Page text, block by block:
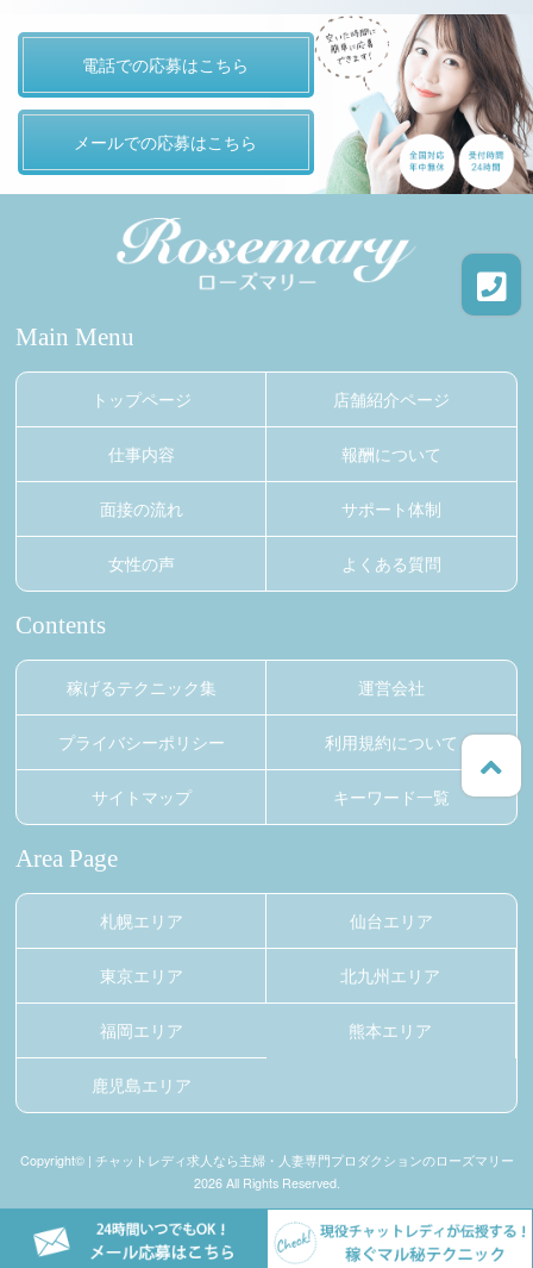
電話での応募はこちら
メールでの応募はこちら
Main Menu
トップページ 店舗紹介ページ
仕事内容 報酬について
面接の流れ サポート体制
女性の声 よくある質問
Contents
稼げるテクニック集 運営会社
プライバシーポリシー 利用規約について
サイトマップ キーワード一覧
Area Page
札幌エリア 仙台エリア
東京エリア 北九州エリア
福岡エリア 熊本エリア
鹿児島エリア
Copyright© | チャットレディ求人なら主婦・人妻専門プロダクションのローズマリー
2026 All Rights Reserved.